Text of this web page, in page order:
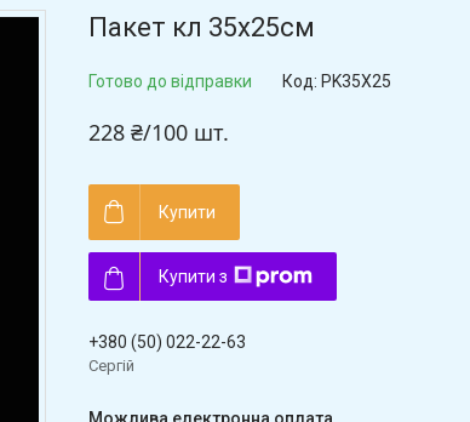
Пакет кл 35х25см
Готово до відправки Код: PK35X25
228 ₴/100 шт.
Купити
Купити з
+380 (50) 022-22-63
Сергій